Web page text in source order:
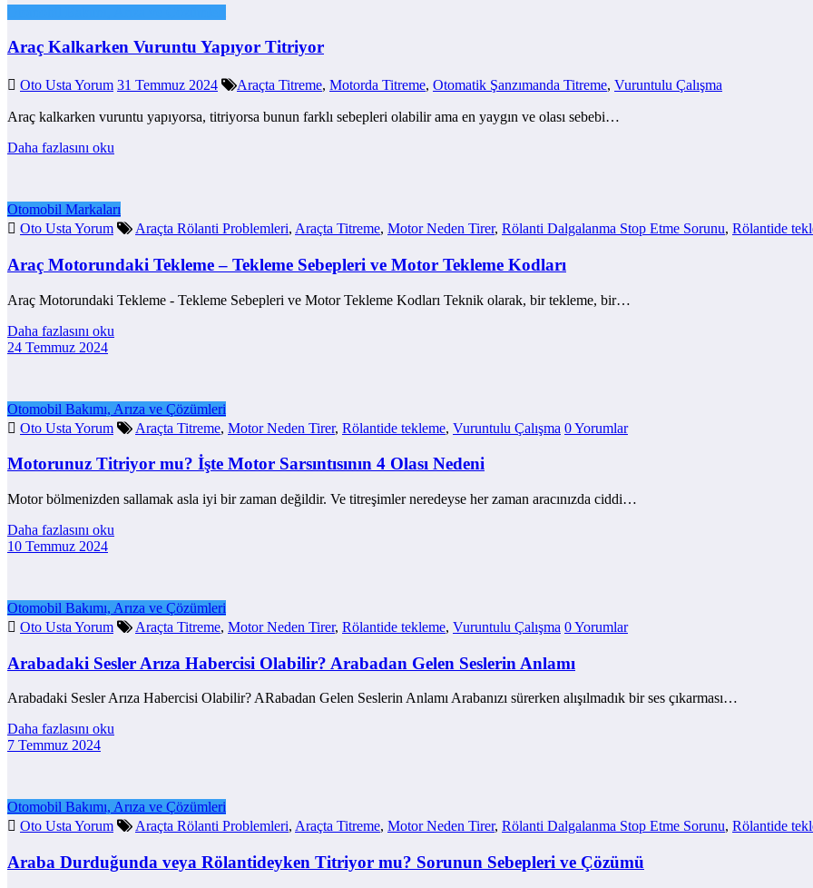
Araç Kalkarken Vuruntu Yapıyor Titriyor
Oto Usta Yorum 31 Temmuz 2024 Araçta Titreme, Motorda Titreme, Otomatik Şanzımanda Titreme, Vuruntulu Çalışma
Araç kalkarken vuruntu yapıyorsa, titriyorsa bunun farklı sebepleri olabilir ama en yaygın ve olası sebebi…
Daha fazlasını oku
Otomobil Markaları
Oto Usta Yorum
Araçta Rölanti Problemleri, Araçta Titreme, Motor Neden Tirer, Rölanti Dalgalanma Stop Etme Sorunu, Rölantide
Araç Motorundaki Tekleme – Tekleme Sebepleri ve Motor Tekleme Kodları
Araç Motorundaki Tekleme - Tekleme Sebepleri ve Motor Tekleme Kodları Teknik olarak, bir tekleme, bir…
Daha fazlasını oku
24 Temmuz 2024
Otomobil Bakımı, Arıza ve Çözümleri
Oto Usta Yorum
Araçta Titreme, Motor Neden Tirer, Rölantide tekleme, Vuruntulu Çalışma 0 Yorumlar
Motorunuz Titriyor mu? İşte Motor Sarsıntısının 4 Olası Nedeni
Motor bölmenizden sallamak asla iyi bir zaman değildir. Ve titreşimler neredeyse her zaman aracınızda ciddi…
Daha fazlasını oku
10 Temmuz 2024
Otomobil Bakımı, Arıza ve Çözümleri
Oto Usta Yorum
Araçta Titreme, Motor Neden Tirer, Rölantide tekleme, Vuruntulu Çalışma 0 Yorumlar
Arabadaki Sesler Arıza Habercisi Olabilir? Arabadan Gelen Seslerin Anlamı
Arabadaki Sesler Arıza Habercisi Olabilir? ARabadan Gelen Seslerin Anlamı Arabanızı sürerken alışılmadık bir ses çıkarması…
Daha fazlasını oku
7 Temmuz 2024
Otomobil Bakımı, Arıza ve Çözümleri
Oto Usta Yorum
Araçta Rölanti Problemleri, Araçta Titreme, Motor Neden Tirer, Rölanti Dalgalanma Stop Etme Sorunu, Rölantide
Araba Durduğunda veya Rölantideyken Titriyor mu? Sorunun Sebepleri ve Çözümü